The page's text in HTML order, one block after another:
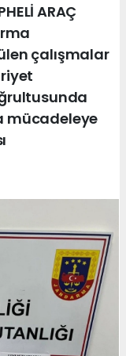
ARAÇ
çalışmalar
mücadeleye